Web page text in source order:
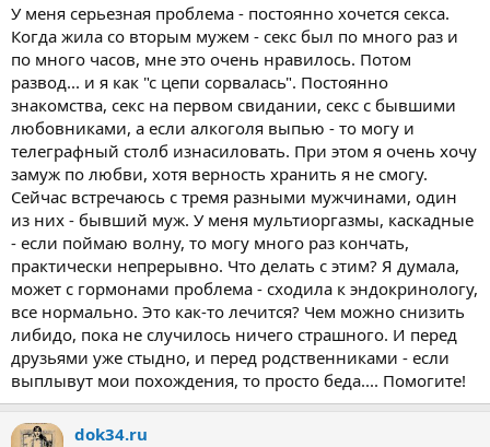
а
У меня серьезная проблема - постоянно хочется секса.
Когда жила со вторым мужем - секс был по много раз и
по много часов, мне это очень нравилось. Потом
развод... и я как "с цепи сорвалась". Постоянно
знакомства, секс на первом свидании, секс с бывшими
любовниками, а если алкоголя выпью - то могу и
телеграфный столб изнасиловать. При этом я очень хочу
замуж по любви, хотя верность хранить я не смогу.
Сейчас встречаюсь с тремя разными мужчинами, один
из них - бывший муж. У меня мультиоргазмы, каскадные
- если поймаю волну, то могу много раз кончать,
практически непрерывно. Что делать с этим? Я думала,
может с гормонами проблема - сходила к эндокринологу,
все нормально. Это как-то лечится? Чем можно снизить
либидо, пока не случилось ничего страшного. И перед
друзьями уже стыдно, и перед родственниками - если
выплывут мои похождения, то просто беда.... Помогите!
dok34.ru